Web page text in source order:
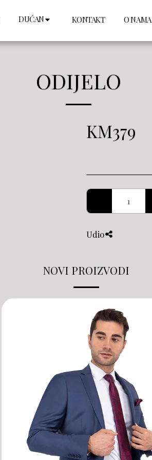
DUĆAN KONTAKT O NAMA
ODIJELO
KM379
Udio
NOVI PROIZVODI